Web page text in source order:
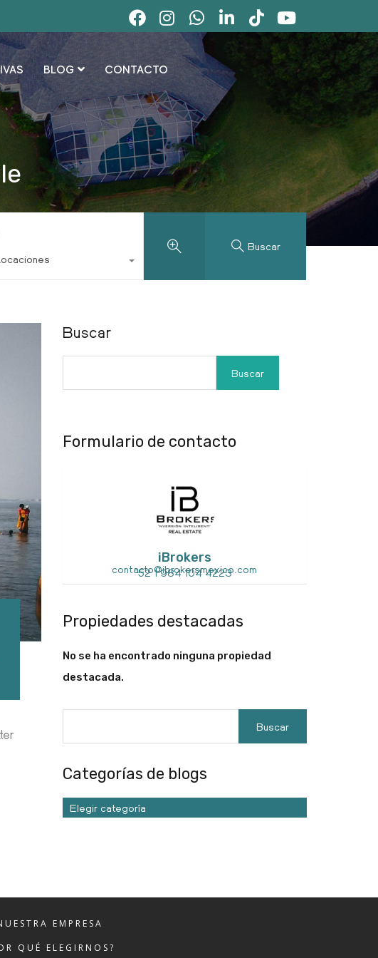
BLOG CONTACTO
Buscar
Buscar
Buscar
Formulario de contacto
iBrokers
contacto@ibrokersmexico.com
52 1 984 104 4223
Propiedades destacadas
No se ha encontrado ninguna propiedad
destacada.
Categorías de blogs
Elegir categoría
EMPRESA
QUÉ ELEGIRNOS?